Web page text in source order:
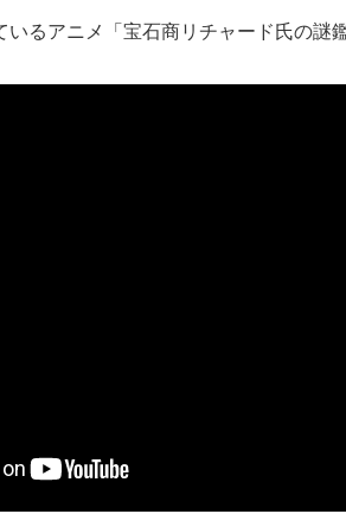
るアニメ「宝石商リチャード氏の謎